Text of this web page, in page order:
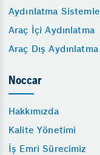
Aydınlatma
Araç İçi Aydınlatma
Araç Dış Aydınlatma
Noccar
Hakkımızda
Kalite Yönetimi
İş Emri Sürecimiz